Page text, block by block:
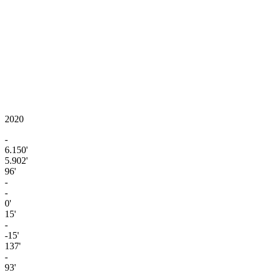
2020
-
6.150'
5.902'
96'
-
-
0'
15'
-
-15'
137'
-
93'